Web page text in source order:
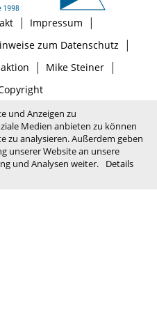
| Impressum |
zum Datenschutz |
| Mike Steiner|
und Anzeigen zu
Medien anbieten zu können
zu analysieren. Außerdem geben
unserer Website an unsere
und Analysen weiter.
Details